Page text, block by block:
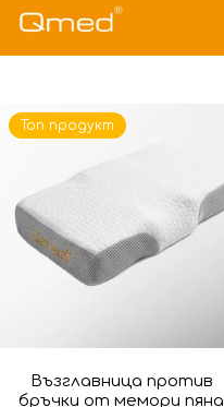
Възглавница против
бръчки от мемори пяна
Топ продукт